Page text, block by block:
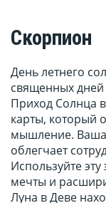
Скорпион
День летнего
священных дней
Приход Солнца
карты, который
мышление. Ваша
облегчает
Используйте
мечты и
Луна в Деве